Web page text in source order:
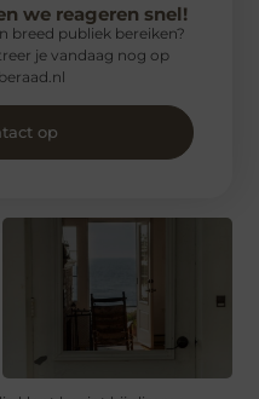
we reageren snel!
breed publiek bereiken?
je vandaag nog op
op